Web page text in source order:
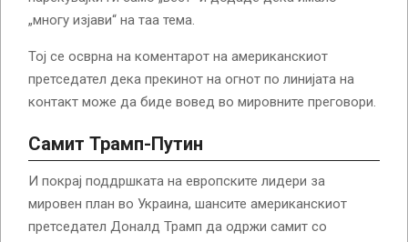
„многу изјави“ на таа тема.
Тој се осврна на коментарот на американскиот
претседател дека прекинот на огнот по линијата на
контакт може да биде вовед во мировните преговори.
Самит Трамп-Путин
И покрај поддршката на европските лидери за
мировен план во Украина, шансите американскиот
претседател Доналд Трамп да одржи самит со